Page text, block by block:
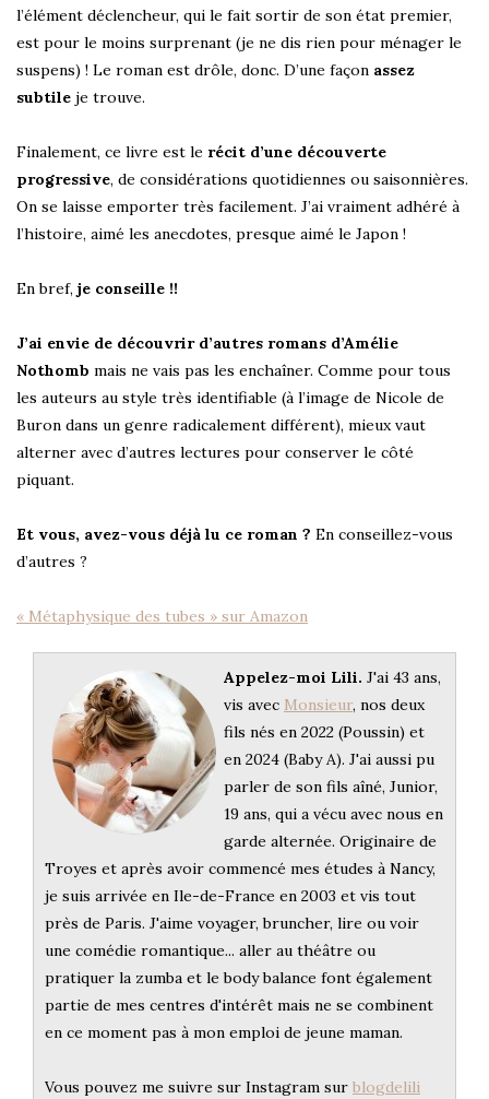
l’élément déclencheur, qui le fait sortir de son état premier,
est pour le moins surprenant (je ne dis rien pour ménager le
suspens) ! Le roman est drôle, donc. D’une façon assez
subtile je trouve.
Finalement, ce livre est le récit d’une découverte
progressive, de considérations quotidiennes ou saisonnières.
On se laisse emporter très facilement. J’ai vraiment adhéré à
l’histoire, aimé les anecdotes, presque aimé le Japon !
En bref, je conseille !!
J’ai envie de découvrir d’autres romans d’Amélie
Nothomb mais ne vais pas les enchaîner. Comme pour tous
les auteurs au style très identifiable (à l’image de Nicole de
Buron dans un genre radicalement différent), mieux vaut
alterner avec d’autres lectures pour conserver le côté
piquant.
Et vous, avez-vous déjà lu ce roman ? En conseillez-vous
d’autres ?
« Métaphysique des tubes » sur Amazon
Appelez-moi Lili. J'ai 43 ans,
vis avec Monsieur, nos deux
fils nés en 2022 (Poussin) et
en 2024 (Baby A). J'ai aussi pu
parler de son fils aîné, Junior,
19 ans, qui a vécu avec nous en
garde alternée. Originaire de
Troyes et après avoir commencé mes études à Nancy,
je suis arrivée en Ile-de-France en 2003 et vis tout
près de Paris. J'aime voyager, bruncher, lire ou voir
une comédie romantique... aller au théâtre ou
pratiquer la zumba et le body balance font également
partie de mes centres d'intérêt mais ne se combinent
en ce moment pas à mon emploi de jeune maman.
Vous pouvez me suivre sur Instagram sur blogdelili